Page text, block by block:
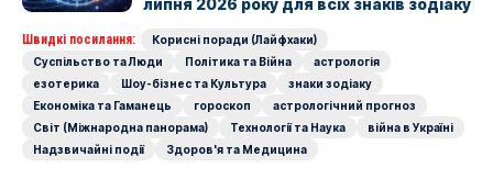
Швидкі посилання:
Корисні поради (Лайфхаки)
Суспільство та Люди
Політика та Війна
астрологія
езотерика
Шоу-бізнес та Культура
знаки зодіаку
Економіка та Гаманець
гороскоп
астрологічний прогноз
Світ (Міжнародна панорама)
Технології та Наука
війна в Україні
Надзвичайні події
Здоров'я та Медицина